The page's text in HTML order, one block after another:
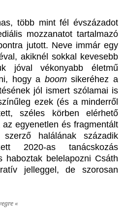
több mint fél évszázadot
mozzanatot tartalmazó
jutott. Neve immár egy
akiknél sokkal kevesebb
jóval vékonyabb életmű
hogy a boomsikeréhez a
jól ismert szólamai is
ezek (és a minderről
széles körben elérhető
egyenetlen és fragmentált
halálának századik
2020-as tanácskozás
belelapozni Csáth
jelleggel, de szorosan
«